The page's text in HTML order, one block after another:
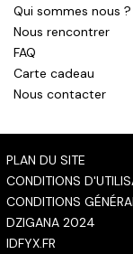
Qui sommes nous ?
Nous rencontrer
FAQ
Carte cadeau
Nous contacter
PLAN DU SITE
CONDITIONS
CONDITIONS
DZIGANA 2024
IDFYX.FR